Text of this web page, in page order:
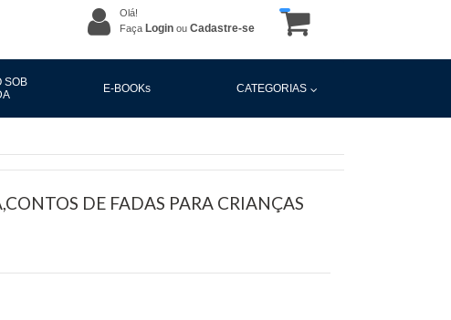
Olá!
Faça Login ou Cadastre-se
SOB
E-BOOKs CATEGORIAS
DE FADAS PARA CRIANÇAS